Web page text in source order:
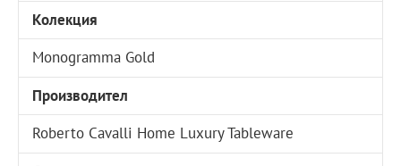
Колекция
Monogramma Gold
Производител
Roberto Cavalli Home Luxury Tableware